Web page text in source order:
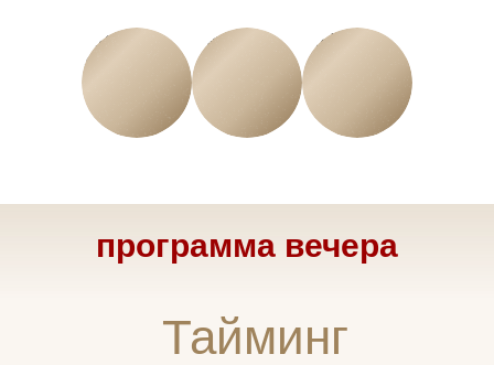
10
ДЕНЬ
Сентябрь 2026
Тайминг
программа вечера